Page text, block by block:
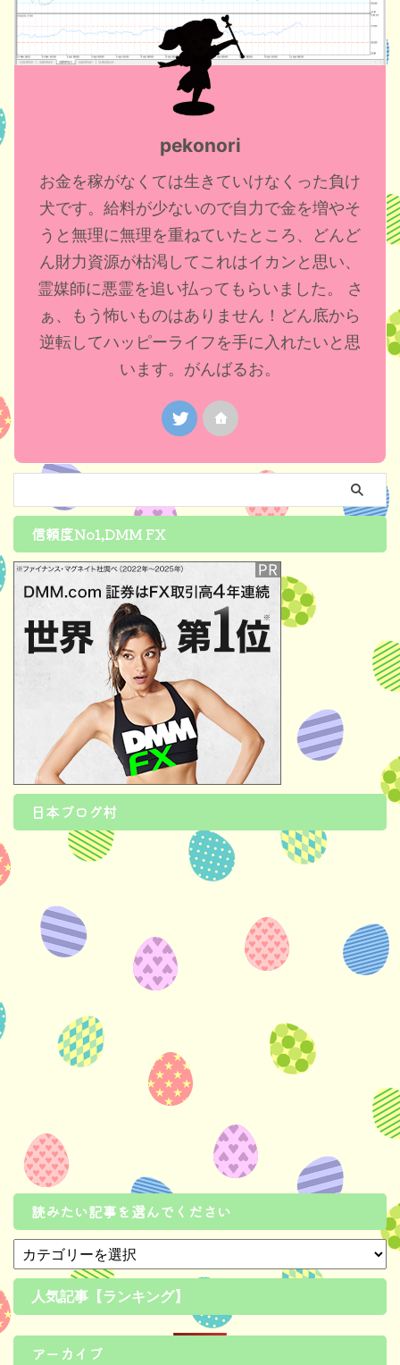
pekonori
お金を稼がなくては生きていけなくった負け
犬です。給料が少ないので自力で金を増やそ
うと無理に無理を重ねていたところ、どんど
ん財力資源が枯渇してこれはイカンと思い、
霊媒師に悪霊を追い払ってもらいました。 さ
ぁ、もう怖いものはありません！どん底から
逆転してハッピーライフを手に入れたいと思
います。がんばるお。
信頼度No1,DMM FX
日本ブログ村
読みたい記事を選んでください
人気記事【ランキング】
アーカイブ